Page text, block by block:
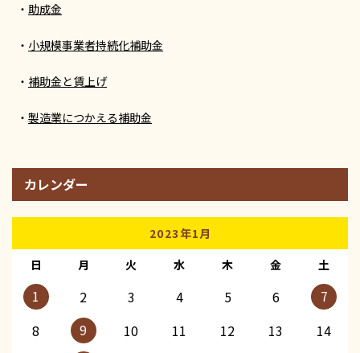
助成金
小規模事業者持続化補助金
補助金と賃上げ
製造業につかえる補助金
カレンダー
2023年1月
日
月 火 水 木 金 土
1 2 3 4 5 6
7
8
9 10 11 12 13
14